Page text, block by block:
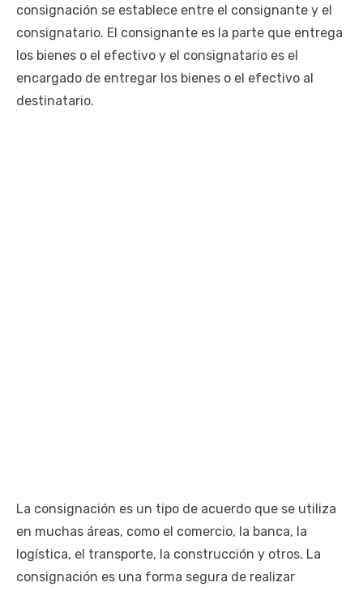
consignación se establece entre el consignante y el
consignatario. El consignante es la parte que entrega
los bienes o el efectivo y el consignatario es el
encargado de entregar los bienes o el efectivo al
destinatario.
La consignación es un tipo de acuerdo que se utiliza
en muchas áreas, como el comercio, la banca, la
logística, el transporte, la construcción y otros. La
consignación es una forma segura de realizar